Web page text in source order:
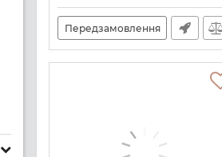
Передзамовлення